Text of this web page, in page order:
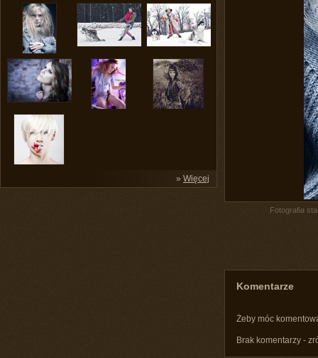
» Więcej
Fotografia
Komentarze
Żeby móc
Brak komentarzy -